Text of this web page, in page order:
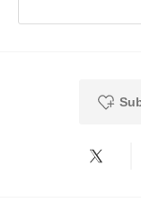
▼お気に入り登録のお